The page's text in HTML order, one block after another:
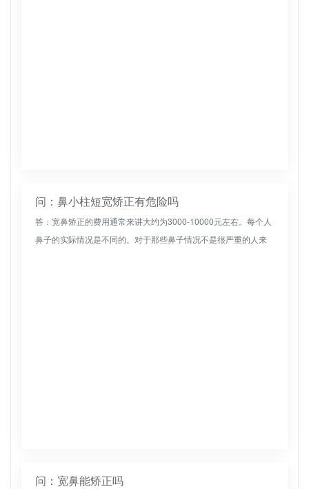
问：鼻小柱短宽矫正有危险吗
答：宽鼻矫正的费用通常来讲大约为3000-10000元左右。每个人
鼻子的实际情况是不同的。对于那些鼻子情况不是很严重的人来
问：宽鼻能矫正吗